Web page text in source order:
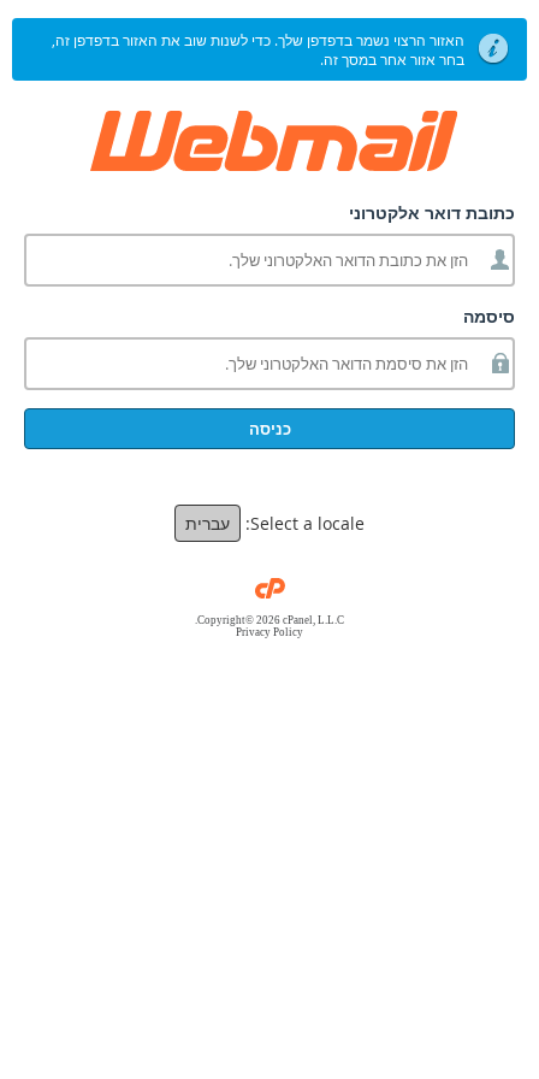
האזור הרצוי נשמר בדפדפן שלך. כדי לשנות שוב את האזור בדפדפן זה,
בחר אזור אחר במסך זה.
כתובת דואר אלקטרוני
סיסמה
כניסה
Select a locale: עברית
Copyright© 2026 cPanel, L.L.C.
Privacy Policy